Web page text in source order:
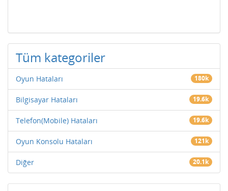
Tüm kategoriler
Oyun Hataları 180k
Bilgisayar Hataları 19.6k
Telefon(Mobile) Hataları 19.6k
Oyun Konsolu Hataları 121k
Diğer 20.1k